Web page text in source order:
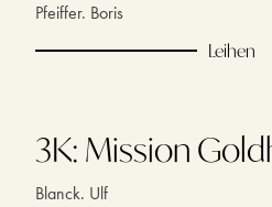
Pfeiffer. Boris
Leihen
3K: Mission
Blanck. Ulf